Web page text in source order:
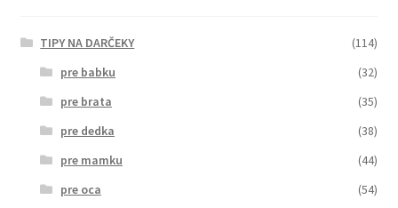
TIPY NA DARČEKY
(114)
pre babku
(32)
pre brata
(35)
pre dedka
(38)
pre mamku
(44)
pre oca
(54)